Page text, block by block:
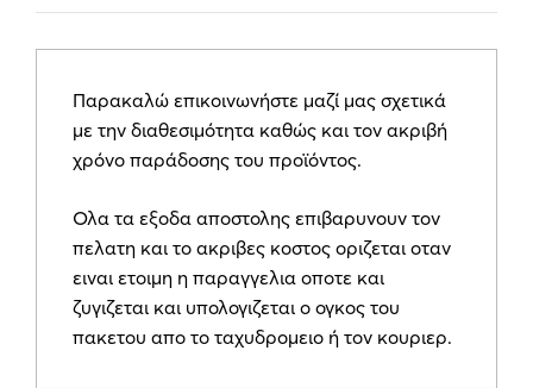
Παρακαλώ επικοινωνήστε μαζί μας σχετικά
με την διαθεσιμότητα καθώς και τον ακριβή
χρόνο παράδοσης του προϊόντος.
Ολα τα εξοδα αποστολης επιβαρυνουν τον
πελατη και το ακριβες κοστος οριζεται οταν
ειναι ετοιμη η παραγγελια οποτε και
ζυγιζεται και υπολογιζεται ο ογκος του
πακετου απο το ταχυδρομειο ή τον κουριερ.